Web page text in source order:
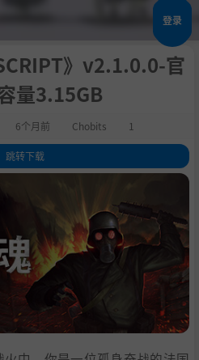
登录
》v2.1.0.0-官
量3.15GB
6个月前 Chobits 1
跳转下载